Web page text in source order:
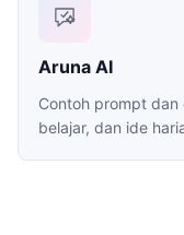
Aruna AI
Contoh prompt dan
belajar, dan ide